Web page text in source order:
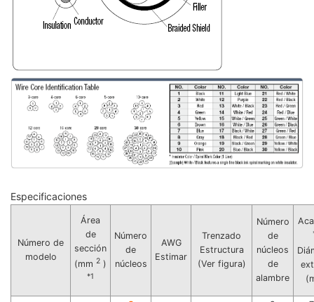
Especificaciones
Número de
modelo
Área
de
sección
(mm 2 )
*1
Número
de
núcleos
AWG
Estimar
Trenzado
Estructura
(Ver figura)
Número
de
núcleos
de
alambre